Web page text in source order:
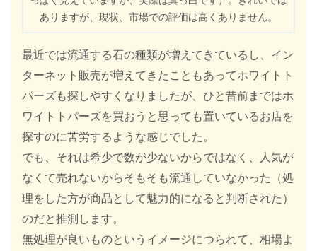
ありますが、現状、市場での評価は高くありません。
最近では流通する石の種類が増えてきているし、イン
ターネット販売が増えてきたこともあってホワイトト
パーズも探しやすくなりましたが、ひと昔前まではホ
ワイトトパーズを買おうと思っても置いているお店を
探すのに苦労するような感じでした。
でも、それは希少で数が少ないからではなく、人気が
なくて売れないからそもそも流通していなかった（処
理をした方が商品として魅力的になると判断された）
のだと推測します。
無処理が良いものというイメージにつられて、相場よ